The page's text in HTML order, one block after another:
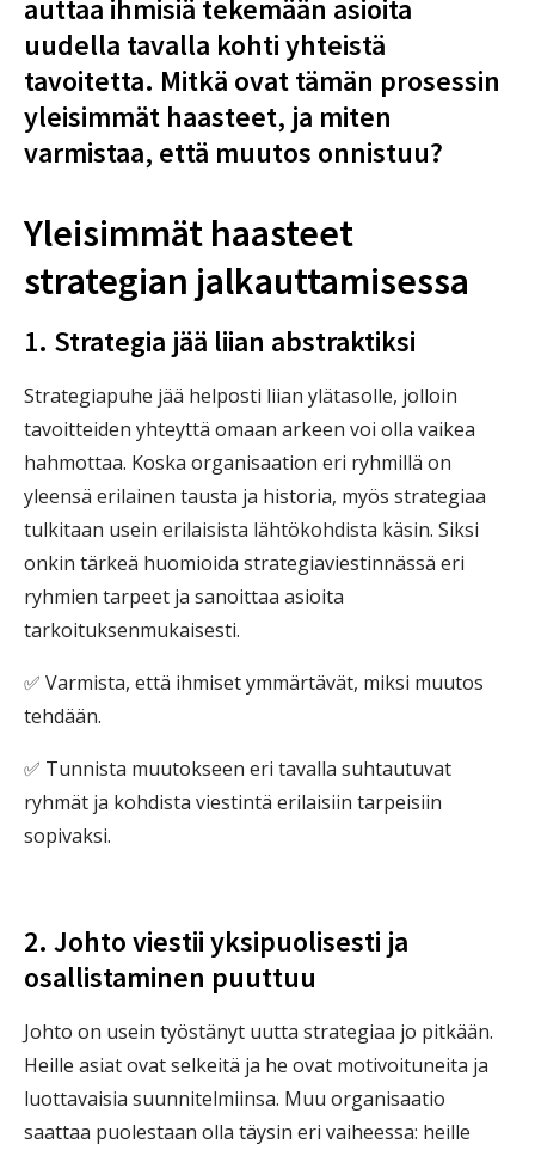
auttaa ihmisiä tekemään asioita
uudella tavalla kohti yhteistä
tavoitetta. Mitkä ovat tämän prosessin
yleisimmät haasteet, ja miten
varmistaa, että muutos onnistuu?
Yleisimmät haasteet
strategian jalkauttamisessa
1. Strategia jää liian abstraktiksi
Strategiapuhe jää helposti liian ylätasolle, jolloin
tavoitteiden yhteyttä omaan arkeen voi olla vaikea
hahmottaa. Koska organisaation eri ryhmillä on
yleensä erilainen tausta ja historia, myös strategiaa
tulkitaan usein erilaisista lähtökohdista käsin. Siksi
onkin tärkeä huomioida strategiaviestinnässä eri
ryhmien tarpeet ja sanoittaa asioita
tarkoituksenmukaisesti.
✅ Varmista, että ihmiset ymmärtävät, miksi muutos
tehdään.
✅ Tunnista muutokseen eri tavalla suhtautuvat
ryhmät ja kohdista viestintä erilaisiin tarpeisiin
sopivaksi.
2. Johto viestii yksipuolisesti ja
osallistaminen puuttuu
Johto on usein työstänyt uutta strategiaa jo pitkään.
Heille asiat ovat selkeitä ja he ovat motivoituneita ja
luottavaisia suunnitelmiinsa. Muu organisaatio
saattaa puolestaan olla täysin eri vaiheessa: heille